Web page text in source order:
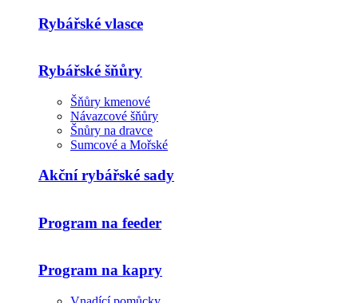
Rybářské vlasce
Rybářské šňůry
Šňůry kmenové
Návazcové šňůry
Šnůry na dravce
Sumcové a Mořské
Akční rybářské sady
Program na feeder
Program na kapry